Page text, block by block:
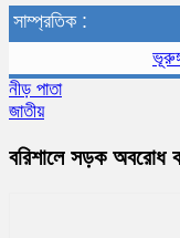
সাম্প্রতিক :
নীড় পাতা
জাতীয়
বরিশালে সড়ক অবরোধ